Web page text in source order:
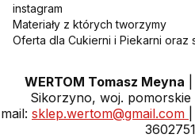
instagram
Materiały z których tworzymy
Oferta dla Cukierni i Piekarni oraz
WERTOM Tomasz Meyna
Sikorzyno, woj.
mail: sklep.wertom@gmail.com